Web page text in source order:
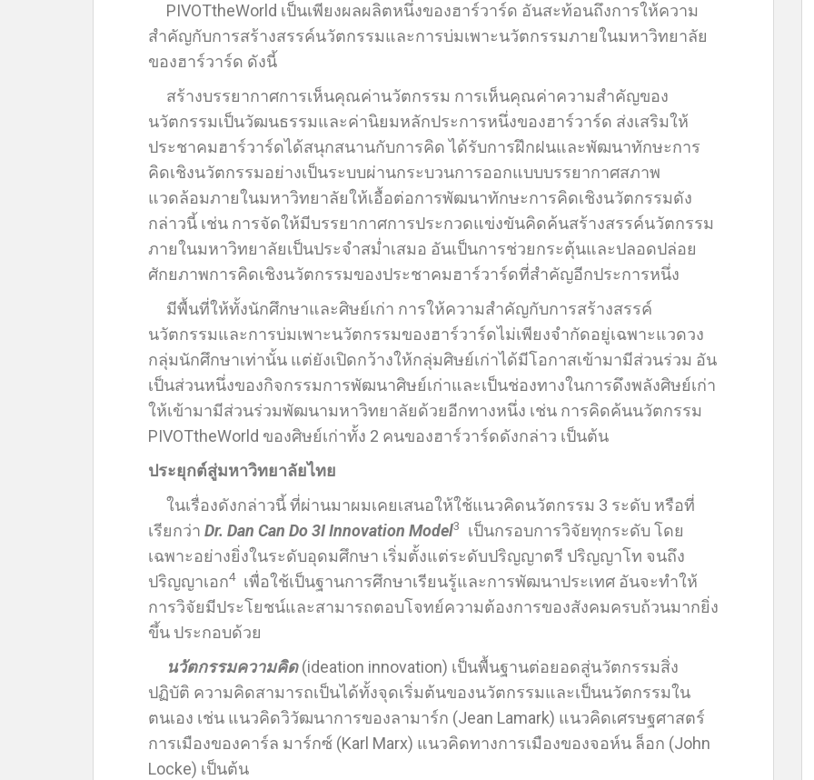
PIVOTtheWorld เป็นเพียงผลผลิตหนึ่งของฮาร์วาร์ด อันสะท้อนถึงการให้ความ
สำคัญกับการสร้างสรรค์นวัตกรรมและการบ่มเพาะนวัตกรรมภายในมหาวิทยาลัย
ของฮาร์วาร์ด ดังนี้
สร้างบรรยากาศการเห็นคุณค่านวัตกรรม การเห็นคุณค่าความสำคัญของ
นวัตกรรมเป็นวัฒนธรรมและค่านิยมหลักประการหนึ่งของฮาร์วาร์ด ส่งเสริมให้
ประชาคมฮาร์วาร์ดได้สนุกสนานกับการคิด ได้รับการฝึกฝนและพัฒนาทักษะการ
คิดเชิงนวัตกรรมอย่างเป็นระบบผ่านกระบวนการออกแบบบรรยากาศสภาพ
แวดล้อมภายในมหาวิทยาลัยให้เอื้อต่อการพัฒนาทักษะการคิดเชิงนวัตกรรมดัง
กล่าวนี้ เช่น การจัดให้มีบรรยากาศการประกวดแข่งขันคิดค้นสร้างสรรค์นวัตกรรม
ภายในมหาวิทยาลัยเป็นประจำสม่ำเสมอ อันเป็นการช่วยกระตุ้นและปลอดปล่อย
ศักยภาพการคิดเชิงนวัตกรรมของประชาคมฮาร์วาร์ดที่สำคัญอีกประการหนึ่ง
มีพื้นที่ให้ทั้งนักศึกษาและศิษย์เก่า การให้ความสำคัญกับการสร้างสรรค์
นวัตกรรมและการบ่มเพาะนวัตกรรมของฮาร์วาร์ดไม่เพียงจำกัดอยู่เฉพาะแวดวง
กลุ่มนักศึกษาเท่านั้น แต่ยังเปิดกว้างให้กลุ่มศิษย์เก่าได้มีโอกาสเข้ามามีส่วนร่วม อัน
เป็นส่วนหนึ่งของกิจกรรมการพัฒนาศิษย์เก่าและเป็นช่องทางในการดึงพลังศิษย์เก่า
ให้เข้ามามีส่วนร่วมพัฒนามหาวิทยาลัยด้วยอีกทางหนึ่ง เช่น การคิดค้นนวัตกรรม
PIVOTtheWorld ของศิษย์เก่าทั้ง 2 คนของฮาร์วาร์ดดังกล่าว เป็นต้น
ประยุกต์สู่มหาวิทยาลัยไทย
ในเรื่องดังกล่าวนี้ ที่ผ่านมาผมเคยเสนอให้ใช้แนวคิดนวัตกรรม 3 ระดับ หรือที่
เรียกว่า Dr. Dan Can Do 3I Innovation Model3
เป็นกรอบการวิจัยทุกระดับ โดย
เฉพาะอย่างยิ่งในระดับอุดมศึกษา เริ่มตั้งแต่ระดับปริญญาตรี ปริญญาโท จนถึง
ปริญญาเอก4 เพื่อใช้เป็นฐานการศึกษาเรียนรู้และการพัฒนาประเทศ อันจะทำให้
การวิจัยมีประโยชน์และสามารถตอบโจทย์ความต้องการของสังคมครบถ้วนมากยิ่ง
ขึ้น ประกอบด้วย
นวัตกรรมความคิด(ideation innovation) เป็นพื้นฐานต่อยอดสู่นวัตกรรมสิ่ง
ปฏิบัติ ความคิดสามารถเป็นได้ทั้งจุดเริ่มต้นของนวัตกรรมและเป็นนวัตกรรมใน
ตนเอง เช่น แนวคิดวิวัฒนาการของลามาร์ก (Jean Lamark) แนวคิดเศรษฐศาสตร์
การเมืองของคาร์ล มาร์กซ์ (Karl Marx) แนวคิดทางการเมืองของจอห์น ล็อก (John
Locke) เป็นต้น